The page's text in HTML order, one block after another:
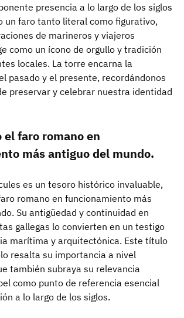
presencia a lo largo de los siglos
un faro tanto literal como figurativo,
de marineros y viajeros
como un ícono de orgullo y tradición
locales. La torre encarna la
pasado y el presente, recordándonos
preservar y celebrar nuestra identidad
el faro romano en
más antiguo del mundo.
es un tesoro histórico invaluable,
romano en funcionamiento más
Su antigüedad y continuidad en
gallegas lo convierten en un testigo
marítima y arquitectónica. Este título
resalta su importancia a nivel
también subraya su relevancia
como punto de referencia esencial
a lo largo de los siglos.